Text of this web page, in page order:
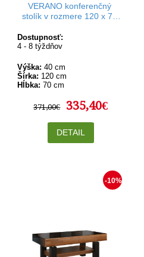
VERANO konferenčný
stolík v rozmere 120 x 70
Dostupnosť:
4 - 8 týždňov
Výška: 40 cm
Šírka: 120 cm
Hĺbka: 70 cm
371,00€ 335,40€
DETAIL
-10%